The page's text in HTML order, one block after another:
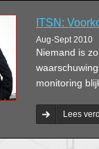
ITSN:
Aug-Sept 2010
Niemand is
monitoring
Lees